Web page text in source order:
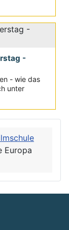
-
- wie das
unter
Europa